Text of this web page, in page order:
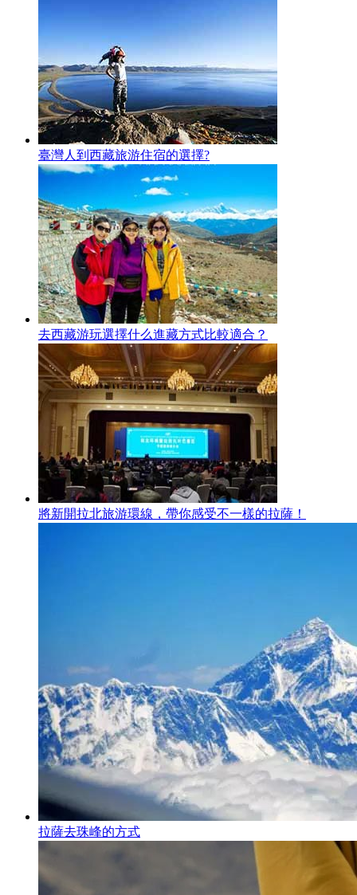
臺灣人到西藏旅游住宿的選擇?
去西藏游玩選擇什么進藏方式比較適合？
將新開拉北旅游環線，帶你感受不一樣的拉薩！
拉薩去珠峰的方式